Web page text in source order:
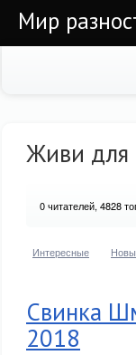
Мир
Живи для
0читателей, 4828
Интересные
Свинка
2018